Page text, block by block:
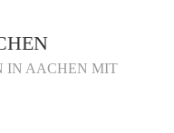
IN AACHEN MIT